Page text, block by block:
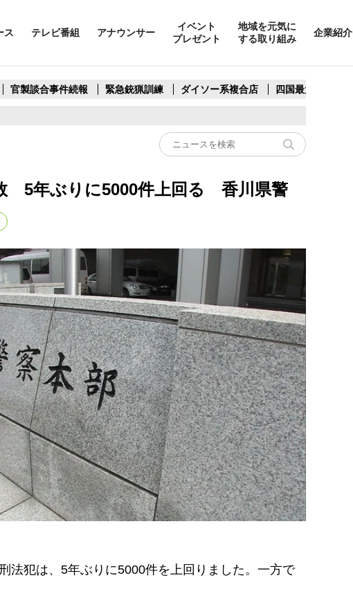
ス テレビ番組 アナウンサー
イベント
プレゼント
地域を元気に
する取り組み
企業紹介
官製談合事件続報 緊急銃猟訓練 ダイソー系複合店 四国最大スリコ
5年ぶりに5000件上回る 香川県警
法犯は、5年ぶりに5000件を上回りました。一方で